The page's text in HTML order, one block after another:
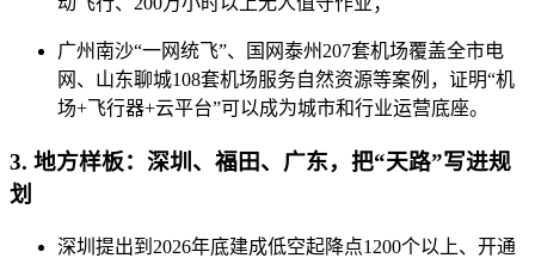
广州南沙“一网统飞”、国网泰州207套机场覆盖全市电
网、山东聊城108套机场服务自然资源等案例，证明“机
场+飞行器+云平台”可以成为城市和行业运营底座。
3. 地方样板：深圳、福田、广东，把“天路”写进规
划
深圳提出到2026年底建成低空起降点1200个以上、开通